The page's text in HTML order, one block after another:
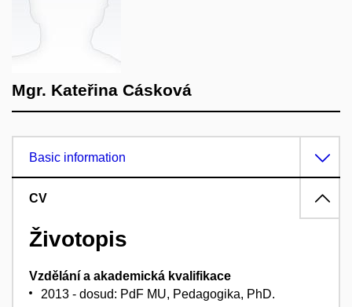
Mgr. Kateřina Cásková
Basic information
CV
Životopis
Vzdělání a akademická kvalifikace
2013 - dosud: PdF MU, Pedagogika, PhD.